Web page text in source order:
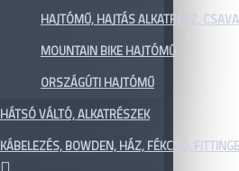
HAJTÓMŰ, HAJTÁS ALKATRÉSZ,
MOUNTAIN BIKE HAJTÓMŰ
ORSZÁGÚTI HAJTÓMŰ
HÁTSÓ VÁLTÓ, ALKATRÉSZEK
KÁBELEZÉS, BOWDEN, HÁZ, FÉKCSŐ,